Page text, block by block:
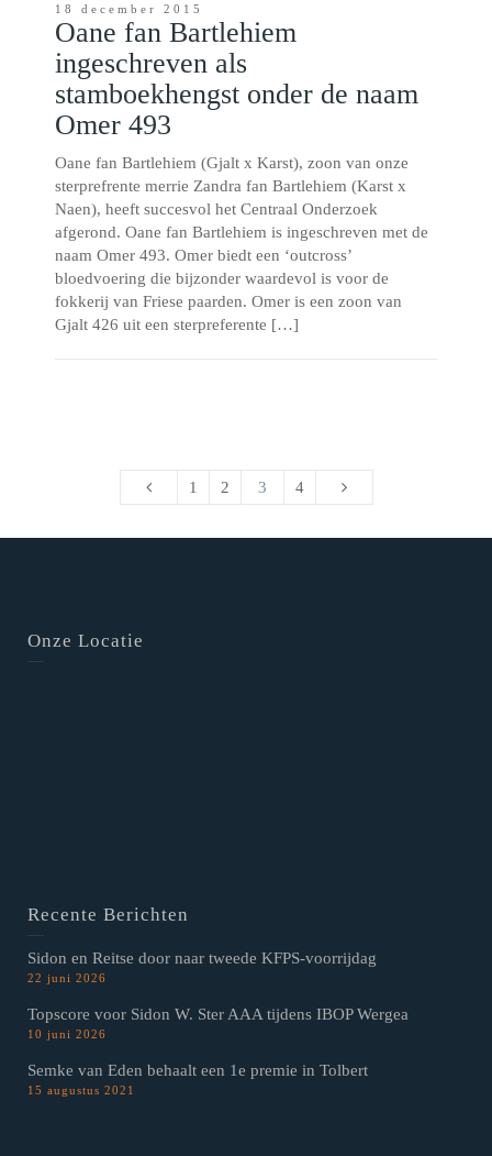
18 december 2015
Oane fan Bartlehiem
ingeschreven als
stamboekhengst onder de naam
Omer 493
Oane fan Bartlehiem (Gjalt x Karst), zoon van onze
sterprefrente merrie Zandra fan Bartlehiem (Karst x
Naen), heeft succesvol het Centraal Onderzoek
afgerond. Oane fan Bartlehiem is ingeschreven met de
naam Omer 493. Omer biedt een ‘outcross’
bloedvoering die bijzonder waardevol is voor de
fokkerij van Friese paarden. Omer is een zoon van
Gjalt 426 uit een sterpreferente […]
1 2 3 4
Onze Locatie
Recente Berichten
Sidon en Reitse door naar tweede KFPS-voorrijdag
22 juni 2026
Topscore voor Sidon W. Ster AAA tijdens IBOP Wergea
10 juni 2026
Semke van Eden behaalt een 1e premie in Tolbert
15 augustus 2021